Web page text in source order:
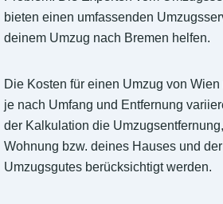
bieten einen umfassenden
deinem Umzug nach Bremen helfen.
Die Kosten für einen Umzug von
je nach Umfang und Entfernung
der Kalkulation die
Wohnung bzw. deines Hauses und
Umzugsgutes berücksichtigt werden.